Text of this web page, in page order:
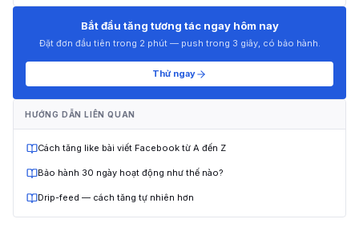
Bắt đầu tăng tương tác ngay hôm nay
Đặt đơn đầu tiên trong 2 phút — push trong 3 giây, có bảo hành.
Thử ngay
HƯỚNG DẪN LIÊN QUAN
Cách tăng like bài viết Facebook từ A đến Z
Bảo hành 30 ngày hoạt động như thế nào?
Drip-feed — cách tăng tự nhiên hơn